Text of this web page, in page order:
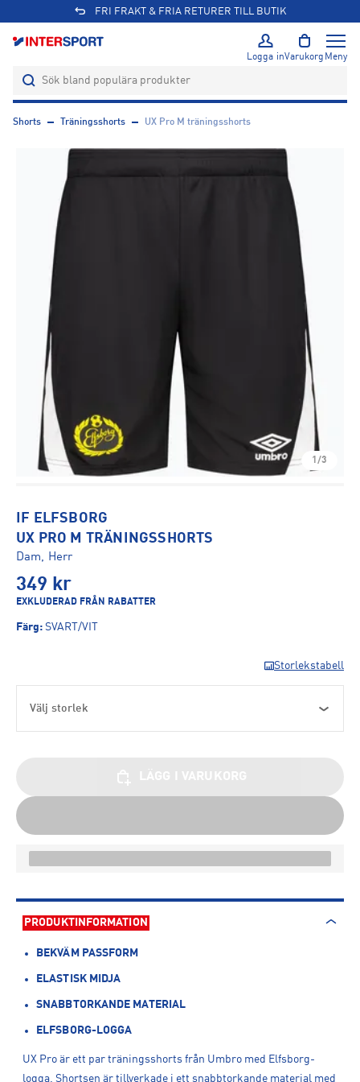
FRI FRAKT & FRIA RETURER TILL BUTIK
Logga inVarukorg Meny
Shorts Träningsshorts UX Pro M träningsshorts
1/3
IF ELFSBORG
UX PRO M TRÄNINGSSHORTS
Dam, Herr
349 kr
EXKLUDERAD FRÅN RABATTER
Färg: SVART/VIT
Storlekstabell
Välj storlek
PRODUKTINFORMATION
BEKVÄM PASSFORM
ELASTISK MIDJA
SNABBTORKANDE MATERIAL
ELFSBORG-LOGGA
UX Pro är ett par träningsshorts från Umbro med Elfsborg-
logga. Shortsen är tillverkade i ett snabbtorkande material med